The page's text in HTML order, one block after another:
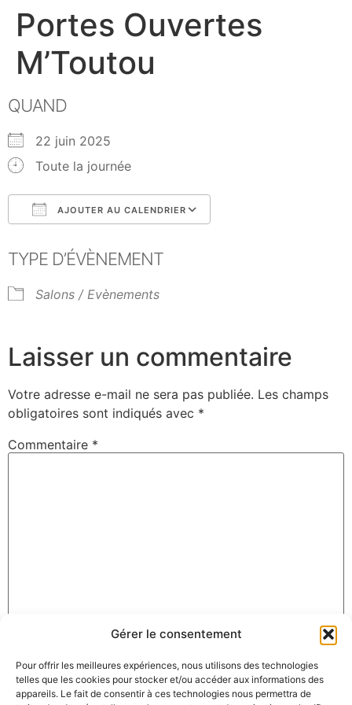
Gérer le consentement
Pour offrir les meilleures expériences, nous utilisons des technologies
telles que les cookies pour stocker et/ou accéder aux informations des
appareils. Le fait de consentir à ces technologies nous permettra de
Portes Ouvertes
M’Toutou
QUAND
22 juin 2025
Toute la journée
AJOUTER AU CALENDRIER
TYPE D’ÉVÈNEMENT
Salons / Evènements
Laisser un commentaire
Votre adresse e-mail ne sera pas publiée. Les champs
obligatoires sont indiqués avec *
Commentaire *